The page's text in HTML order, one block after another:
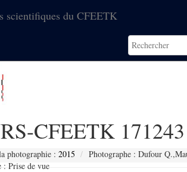
scientifiques du CFEETK
CFEETK 171243
photographie : 2015
Photographe : Dufour
: Prise de vue